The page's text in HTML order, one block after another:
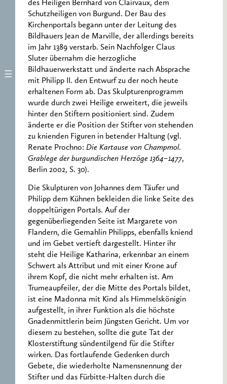
des Heiligen Bernhard von Clairvaux, dem
Schutzheiligen von Burgund. Der Bau des
Kirchenportals begann unter der Leitung des
Bildhauers Jean de Marville, der allerdings bereits
im Jahr 1389 verstarb. Sein Nachfolger Claus
Sluter übernahm die herzogliche
Bildhauerwerkstatt und änderte nach Absprache
mit Philipp II. den Entwurf zu der noch heute
erhaltenen Form ab. Das Skulpturenprogramm
wurde durch zwei Heilige erweitert, die jeweils
hinter den Stiftern positioniert sind. Zudem
änderte er die Position der Stifter von stehenden
zu knienden Figuren in betender Haltung (vgl.
Renate Prochno: Die Kartause von Champmol.
Grablege der burgundischen Herzöge 1364–1477,
Berlin 2002, S. 30).
Die Skulpturen von Johannes dem Täufer und
Philipp dem Kühnen bekleiden die linke Seite des
doppeltürigen Portals. Auf der
gegenüberliegenden Seite ist Margarete von
Flandern, die Gemahlin Philipps, ebenfalls kniend
und im Gebet vertieft dargestellt. Hinter ihr
steht die Heilige Katharina, erkennbar an einem
Schwert als Attribut und mit einer Krone auf
ihrem Kopf, die nicht mehr erhalten ist. Am
Trumeaupfeiler, der die Mitte des Portals bildet,
ist eine Madonna mit Kind als Himmelskönigin
aufgestellt, in ihrer Funktion als die höchste
Gnadenmittlerin beim Jüngsten Gericht. Um vor
diesem zu bestehen, sollte die gute Tat der
Klosterstiftung sündentilgend für die Stifter
wirken. Das fortlaufende Gedenken durch
Gebete, die wiederholte Namensnennung der
Stifter und das Fürbitte-Halten durch die